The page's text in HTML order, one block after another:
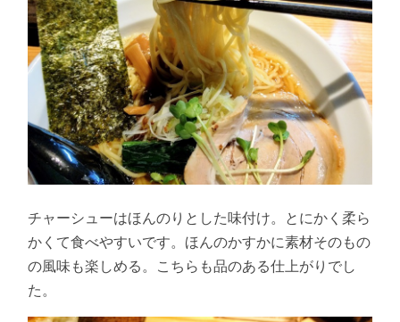
チャーシューはほんのりとした味付け。とにかく柔ら
かくて食べやすいです。ほんのかすかに素材そのもの
の風味も楽しめる。こちらも品のある仕上がりでし
た。